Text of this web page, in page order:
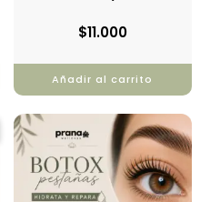
$11.000
Añadir al carrito